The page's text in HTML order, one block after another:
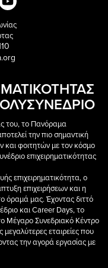
του, το Πανόραμα
την πιο σημαντική
φοιτητών με τον κόσμο
επιχειρηματικότητας
επιχειρηματικότητα, ο
επιχειρήσεων και η
όραμά μας. Έχοντας διττό
και Career Days, το
Μέγαρο Συνεδριακό Κέντρο
εταιρείες που
την αγορά εργασίας με